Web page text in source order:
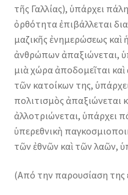
τῆς Γαλλίας), ὑπάρχει
ὀρθότητα ἐπιβάλλεται
μαζικῆς ἐνημερώσεως
ἀνθρώπων ἀπαξιώνεται,
μιὰ χώρα ἀποδομεῖται
τῶν κατοίκων της,
πολιτισμὸς ἀπαξιώνεται
ἀλλοτριώνεται, ὑπάρχει
ὑπερεθνικὴ
τῶν ἐθνῶν καὶ τῶν λαῶν,
(Από την παρουσίαση της